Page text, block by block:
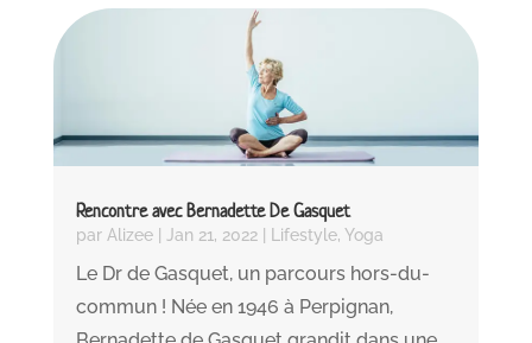
Rencontre avec Bernadette De Gasquet
par Alizee| Jan 21, 2022| Lifestyle, Yoga
Le Dr de Gasquet, un parcours hors-du-
commun ! Née en 1946 à Perpignan,